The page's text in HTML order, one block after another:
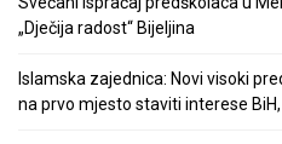
„Dječija radost“ Bijeljina
Islamska zajednica: Novi visoki
na prvo mjesto staviti interese